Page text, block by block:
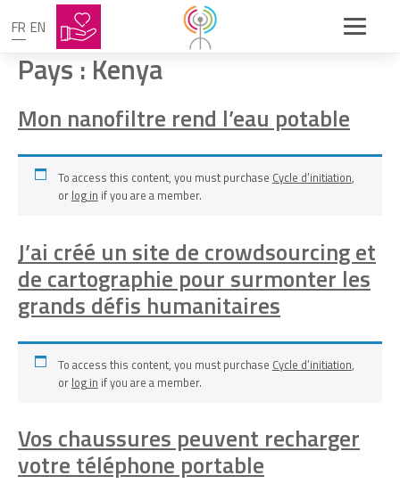
FR EN
Pays : Kenya
Mon nanofiltre rend l’eau potable
To access this content, you must purchase Cycle d’initiation,
or log in if you are a member.
J’ai créé un site de crowdsourcing et
de cartographie pour surmonter les
grands défis humanitaires
To access this content, you must purchase Cycle d’initiation,
or log in if you are a member.
Vos chaussures peuvent recharger
votre téléphone portable